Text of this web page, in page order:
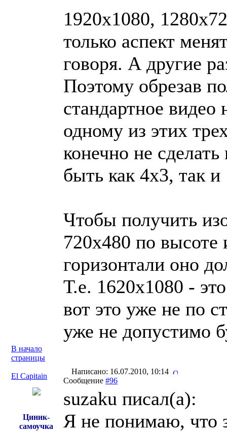
1920x1080,
только аспект
говоря. А другие
Поэтому обрезав
стандартное
одному из этих
конечно не
быть как 4x3, так
Чтобы получить
720x480 по высоте
горизонтали оно
Т.е. 1620x1080 -
вот это уже не по
уже не допустимо
В начало
страницы
El Capitain
Написано: 16.07.2010, 10:14
Сообщение #96
Циник-
самоучка
suzaku писал(a):
Я не понимаю, что